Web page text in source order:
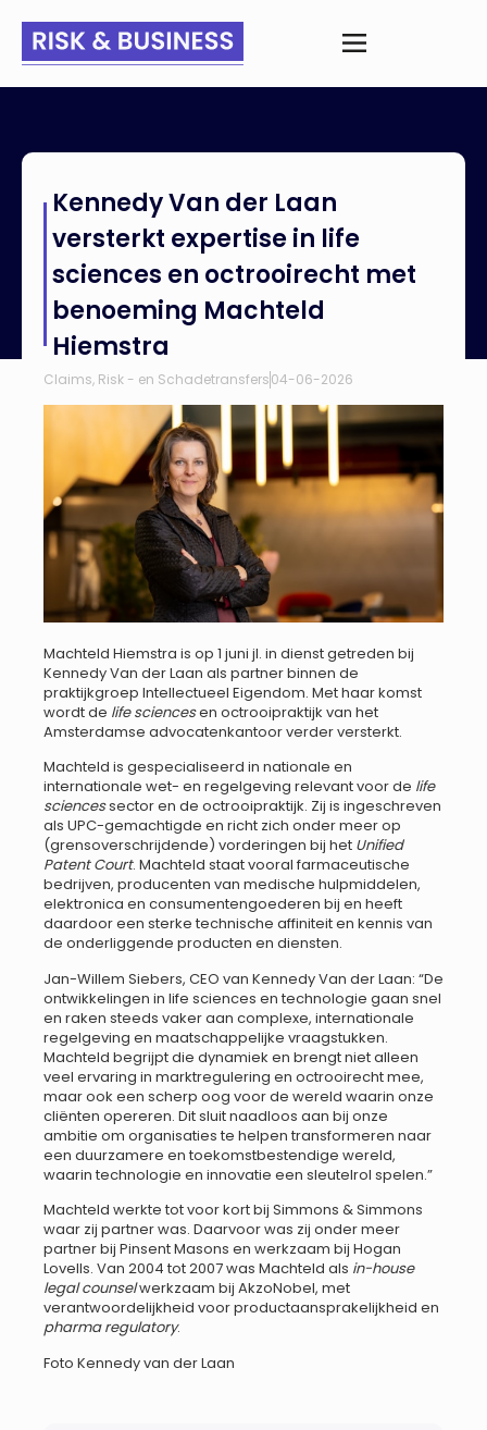
life sciences en octrooirecht met benoeming Machteld
Kennedy Van der Laan
versterkt expertise in life
sciences en octrooirecht met
benoeming Machteld
Hiemstra
Claims, Risk - en Schadetransfers04-06-2026
Machteld Hiemstra is op 1 juni jl. in dienst getreden bij
Kennedy Van der Laan als partner binnen de
praktijkgroep Intellectueel Eigendom. Met haar komst
wordt de life sciencesen octrooipraktijk van het
Amsterdamse advocatenkantoor verder versterkt.
Machteld is gespecialiseerd in nationale en
internationale wet- en regelgeving relevant voor de life
sciencessector en de octrooipraktijk. Zij is ingeschreven
als UPC-gemachtigde en richt zich onder meer op
(grensoverschrijdende) vorderingen bij het Unified
Patent Court. Machteld staat vooral farmaceutische
bedrijven, producenten van medische hulpmiddelen,
elektronica en consumentengoederen bij en heeft
daardoor een sterke technische affiniteit en kennis van
de onderliggende producten en diensten.
Jan-Willem Siebers, CEO van Kennedy Van der Laan: “De
ontwikkelingen in life sciences en technologie gaan snel
en raken steeds vaker aan complexe, internationale
regelgeving en maatschappelijke vraagstukken.
Machteld begrijpt die dynamiek en brengt niet alleen
veel ervaring in marktregulering en octrooirecht mee,
maar ook een scherp oog voor de wereld waarin onze
cliënten opereren. Dit sluit naadloos aan bij onze
ambitie om organisaties te helpen transformeren naar
een duurzamere en toekomstbestendige wereld,
waarin technologie en innovatie een sleutelrol spelen.”
Machteld werkte tot voor kort bij Simmons & Simmons
waar zij partner was. Daarvoor was zij onder meer
partner bij Pinsent Masons en werkzaam bij Hogan
Lovells. Van 2004 tot 2007 was Machteld als in-house
legal counselwerkzaam bij AkzoNobel, met
verantwoordelijkheid voor productaansprakelijkheid en
pharma regulatory.
Foto Kennedy van der Laan